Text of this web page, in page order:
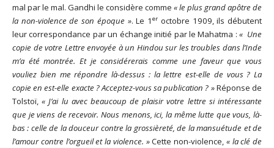
mal par le mal. Gandhi le considère comme « le plus grand apôtre de
la non-violence de son époque ». Le 1er octobre 1909, ils débutent
leur correspondance par un échange initié par le Mahatma :« Une
copie de votre Lettre envoyée à un Hindou sur les troubles dans l’Inde
m’a été montrée. Et je considérerais comme une faveur que vous
vouliez bien me répondre là-dessus : la lettre est-elle de vous ? La
copie en est-elle exacte ? Acceptez-vous sa publication ? »Réponse de
Tolstoï,« J’ai lu avec beaucoup de plaisir votre lettre si intéressante
que je viens de recevoir. Nous menons, ici, la même lutte que vous, là-
bas : celle de la douceur contre la grossièreté, de la mansuétude et de
l’amour contre l’orgueil et la violence. »Cette non-violence, « la clé de